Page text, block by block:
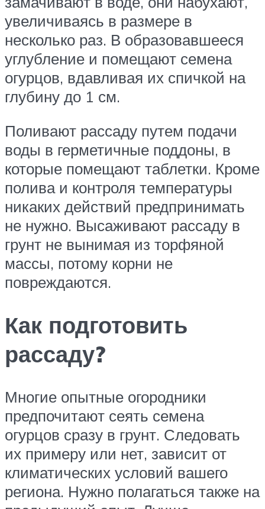
увеличиваясь в размере в
несколько раз. В образовавшееся
углубление и помещают семена
огурцов, вдавливая их спичкой на
глубину до 1 см.
Поливают рассаду путем подачи
воды в герметичные поддоны, в
которые помещают таблетки. Кроме
полива и контроля температуры
никаких действий предпринимать
не нужно. Высаживают рассаду в
грунт не вынимая из торфяной
массы, потому корни не
повреждаются.
Как подготовить
рассаду?
Многие опытные огородники
предпочитают сеять семена
огурцов сразу в грунт. Следовать
их примеру или нет, зависит от
климатических условий вашего
региона. Нужно полагаться также на